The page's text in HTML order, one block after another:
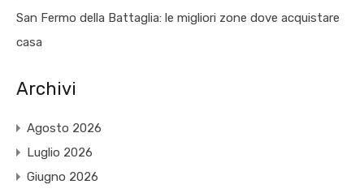
San Fermo della Battaglia: le migliori zone dove acquistare
casa
Archivi
Agosto 2026
Luglio 2026
Giugno 2026